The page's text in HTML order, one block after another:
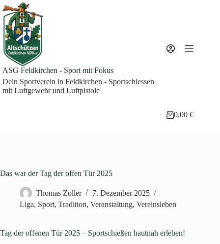
Zum
Inhalt
springen
ASG Feldkirchen - Sport mit Fokus
Dein Sportverein in Feldkirchen - Sportschiessen
mit Luftgewehr und Luftpistole
Warenkorb
0,00€
Das war der Tag der offen Tür 2025
Thomas Zoller
7. Dezember 2025
Liga, Sport, Tradition, Veranstaltung, Vereinsleben
Tag der offenen Tür 2025 – Sportschießen hautnah erleben!